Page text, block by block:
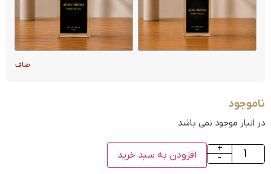
صاف
ناموجود
در انبار موجود نمی باشد
-
+
افزودن به سبد خرید